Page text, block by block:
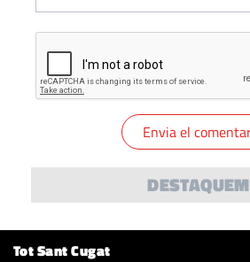
DESTAQUEM
Tot Sant Cugat